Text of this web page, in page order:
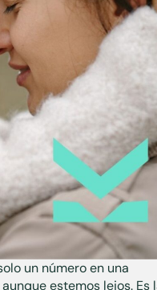
un número en una
estemos lejos. Es